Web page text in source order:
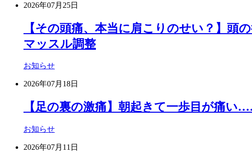
2026年07月25日
【その頭痛、本当に肩こりのせい？】頭
マッスル調整
お知らせ
2026年07月18日
【足の裏の激痛】朝起きて一歩目が痛
お知らせ
2026年07月11日